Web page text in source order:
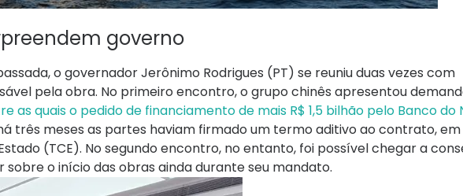
governo
o governador Jerônimo Rodrigues (PT) se reuniu duas vezes com
pela obra. No primeiro encontro, o grupo chinês apresentou
as quais o pedido de financiamento de mais R$ 1,5 bilhão pelo Banco do
três meses as partes haviam firmado um termo aditivo ao contrato,
(TCE). No segundo encontro, no entanto, foi possível chegar a
o início das obras ainda durante seu mandato.